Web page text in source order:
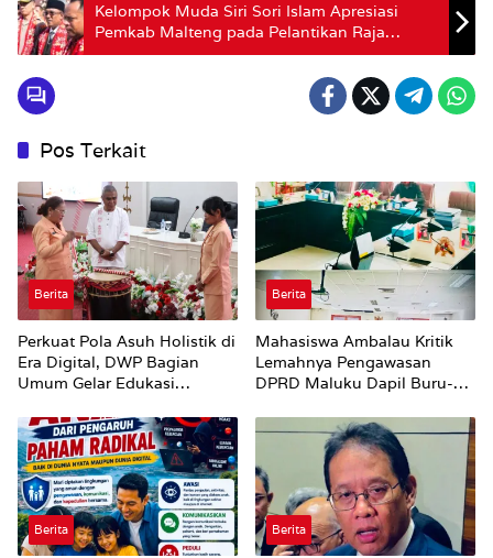
Kelompok Muda Siri Sori Islam Apresiasi
Pemkab Malteng pada Pelantikan Raja
Negeri Siri Sori Islam
Pos Terkait
Berita
Perkuat Pola Asuh Holistik di
Era Digital, DWP Bagian
Umum Gelar Edukasi
Berita
Mahasiswa Ambalau Kritik
Lemahnya Pengawasan
DPRD Maluku Dapil Buru-
Perubahan Status Jalan
Berita Berita